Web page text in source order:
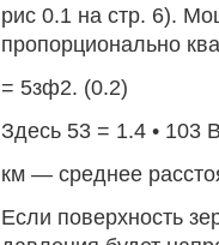
рис 0.1 на стр. 6).
пропорционально
= 5зф2. (0.2)
Здесь 53 = 1.4 • 103
км — среднее
Если поверхность